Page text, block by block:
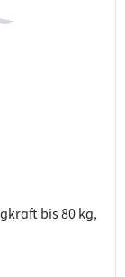
bis 80 kg,